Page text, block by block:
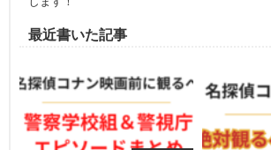
最近書いた記事